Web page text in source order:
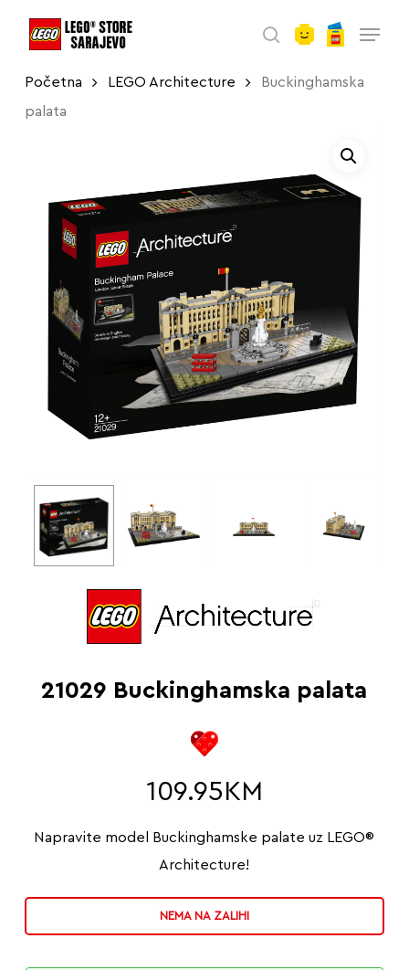
search
Početna LEGO Architecture Buckinghamska
palata
21029 Buckinghamska palata
109.95 KM
Napravite model Buckinghamske palate uz LEGO®
Architecture!
NEMA NA ZALIHI